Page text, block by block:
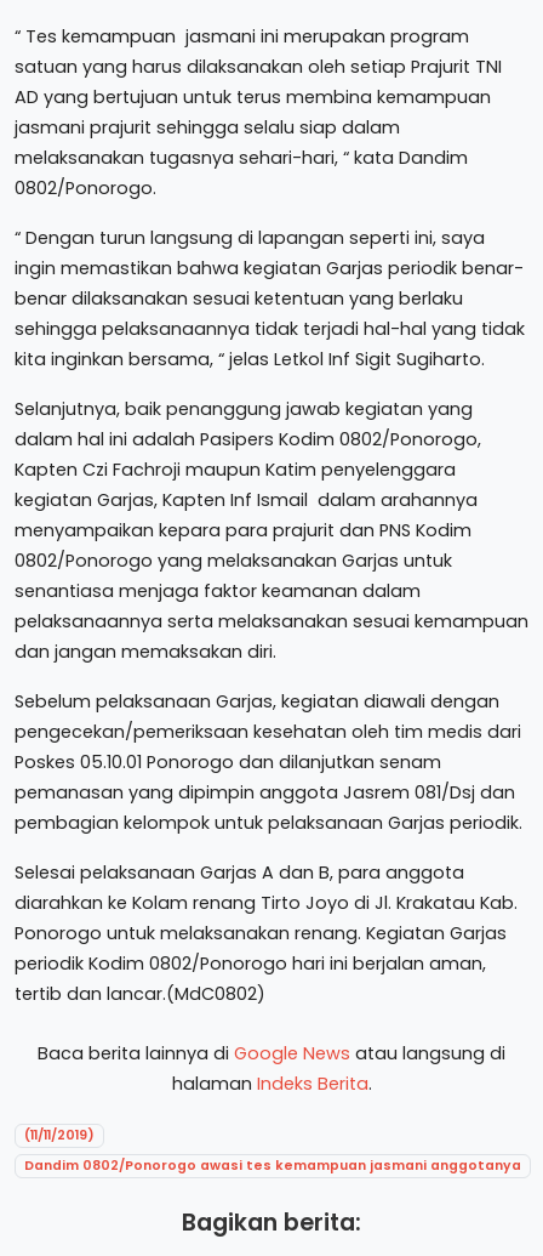
“ Tes kemampuan jasmani ini merupakan program
satuan yang harus dilaksanakan oleh setiap Prajurit TNI
AD yang bertujuan untuk terus membina kemampuan
jasmani prajurit sehingga selalu siap dalam
melaksanakan tugasnya sehari-hari, “ kata Dandim
0802/Ponorogo.
“ Dengan turun langsung di lapangan seperti ini, saya
ingin memastikan bahwa kegiatan Garjas periodik benar-
benar dilaksanakan sesuai ketentuan yang berlaku
sehingga pelaksanaannya tidak terjadi hal-hal yang tidak
kita inginkan bersama, “ jelas Letkol Inf Sigit Sugiharto.
Selanjutnya, baik penanggung jawab kegiatan yang
dalam hal ini adalah Pasipers Kodim 0802/Ponorogo,
Kapten Czi Fachroji maupun Katim penyelenggara
kegiatan Garjas, Kapten Inf Ismail dalam arahannya
menyampaikan kepara para prajurit dan PNS Kodim
0802/Ponorogo yang melaksanakan Garjas untuk
senantiasa menjaga faktor keamanan dalam
pelaksanaannya serta melaksanakan sesuai kemampuan
dan jangan memaksakan diri.
Sebelum pelaksanaan Garjas, kegiatan diawali dengan
pengecekan/pemeriksaan kesehatan oleh tim medis dari
Poskes 05.10.01 Ponorogo dan dilanjutkan senam
pemanasan yang dipimpin anggota Jasrem 081/Dsj dan
pembagian kelompok untuk pelaksanaan Garjas periodik.
Selesai pelaksanaan Garjas A dan B, para anggota
diarahkan ke Kolam renang Tirto Joyo di Jl. Krakatau Kab.
Ponorogo untuk melaksanakan renang. Kegiatan Garjas
periodik Kodim 0802/Ponorogo hari ini berjalan aman,
tertib dan lancar.(MdC0802)
Baca berita lainnya di Google News atau langsung di
halaman Indeks Berita.
(11/11/2019)
Dandim 0802/Ponorogo awasi tes kemampuan jasmani anggotanya
Bagikan berita: